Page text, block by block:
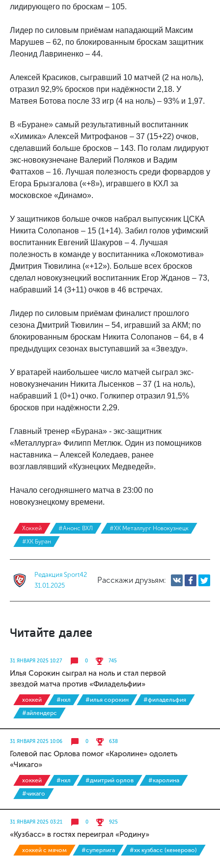
лидирующего по броскам – 105.
Лидер по силовым приёмам нападающий Максим
Марушев – 62, по блокированным броскам защитник
Леонид Лавриненко – 44.
Алексей Красиков, сыгравший 10 матчей (2 на ноль),
отразил 92,9% бросков при надёжности 2,18. У
Матвея Ботова после 33 игр (4 на ноль) – 93% и 1,97.
В «Буране» самый результативный воспитанник
«Химика» Алексей Митрофанов – 37 (15+22) очков,
сделавший больше бросков – 143. По голам лидируют
экс-новокузнечане Валерий Поляков и Вадим
Фаттахов – 16. Лучшая полезность среди форвардов у
Егора Брызгалова («+8»), игравшего в КХЛ за
московское «Динамо».
У защитников больше очков набрал выпускник ЦСКА
Никита Солопанов – 15 (1+14). Забил голов уфимский
воспитанник Евгений Шакуров – 4. Лучшая
полезность в команде у воспитанника «Локомотива»
Дмитрия Тювилина («+12»). Больше всех бросков
сделал новокузнецкий воспитанник Егор Жданов – 73,
набравший 14 (3+11) очков в 46 встречах.
Лидер по силовым приёмам финалист прошлого
сезона Дмитрий Тювилин – 54, игравший за АКМ; по
блокированным броскам Никита Солопанов – 64, в 4
предыдущих сезонах выступавший за «Звезду».
У вратарей наибольшее число матчей сыграл экс-
новокузнечанин Никита Лысенков – 37 (1 на ноль),
набравший 1 (0+1) очко. Голкипер отразил 91,5%
бросков при надёжности 2,29.
Главный тренер «Бурана» - экс-защитник
«Металлурга» Филипп Метлюк. Один из помощников
наставника – Алексей Коледаев, ранее
возглавлявший «Кузнецких Медведей».
Начало сегодняшнего матча в 23:00 по
новокузнецкому времени.
Хоккей #Анонс ВХЛ
#ХК Металлург Новокузнецк
#ХК Буран
Редакция Sport42
31.01.2025
Расскажи друзьям:
Читайте далее
31 ЯНВАРЯ 2025 10:27 0 745
Илья Сорокин сыграл на ноль и стал первой
звездой матча против «Филадельфии»
хоккей #нхл #илья сорокин
#филадельфия
#айлендерс
31 ЯНВАРЯ 2025 10:06 0 638
Голевой пас Орлова помог «Каролине» одолеть
«Чикаго»
хоккей #нхл #дмитрий орлов
#каролина
#чикаго
31 ЯНВАРЯ 2025 03:21 0 925
«Кузбасс» в гостях переиграл «Родину»
хоккей с мячом #суперлига #хк кузбасс (кемерово)